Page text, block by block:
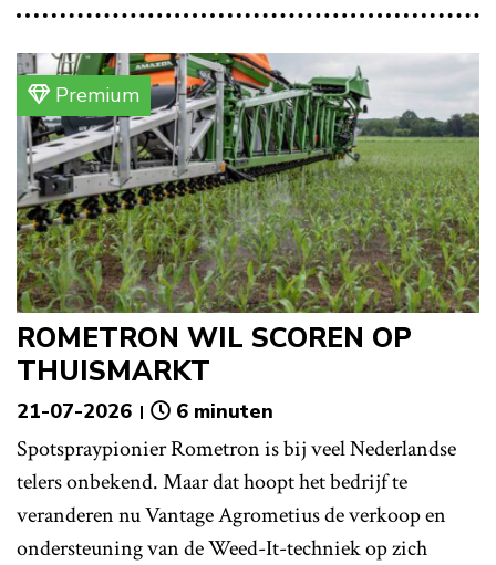
Premium
ROMETRON WIL SCOREN OP
THUISMARKT
21-07-2026 6 minuten
Spotspraypionier Rometron is bij veel Nederlandse
telers onbekend. Maar dat hoopt het bedrijf te
veranderen nu Vantage Agrometius de verkoop en
ondersteuning van de Weed-It-techniek op zich